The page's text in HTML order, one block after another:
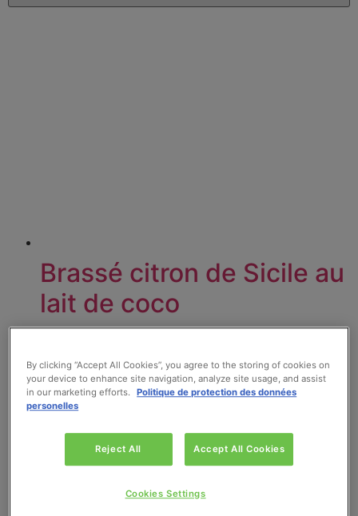
Brassé citron de Sicile au
lait de coco
By clicking “Accept All Cookies”, you agree to the storing of cookies on
your device to enhance site navigation, analyze site usage, and assist
in our marketing efforts. Politique de protection des données
personelles
Reject All Accept All Cookies
Cookies Settings